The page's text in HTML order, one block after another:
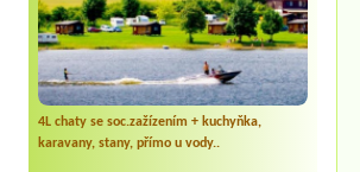
4L chaty se soc.zažízením + kuchyňka,
karavany, stany, přímo u vody..